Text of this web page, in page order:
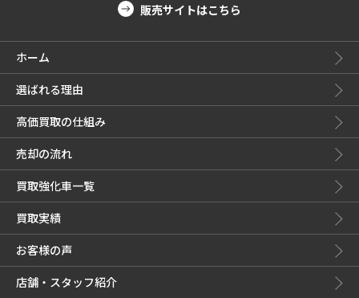
販売サイトはこちら
ホーム
選ばれる理由
高価買取の仕組み
売却の流れ
買取強化車一覧
買取実績
お客様の声
店舗・スタッフ紹介